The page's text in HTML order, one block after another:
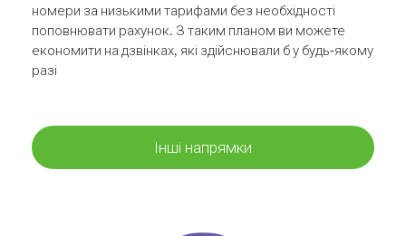
номери за низькими тарифами без необхідності
поповнювати рахунок. З таким планом ви можете
економити на дзвінках, які здійснювали б у будь-якому
разі
Інші напрямки